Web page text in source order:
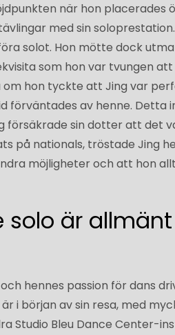
när hon placerades
med sin
solot. Hon mötte dock
som hon var tvungen
hon tyckte att Jing var
förväntades av henne. Detta
försäkrade sin dotter att det
på nationals, tröstade Jing
möjligheter och att hon
solo är
hennes passion för dans
i början av sin resa, med
Studio Bleu Dance Center-